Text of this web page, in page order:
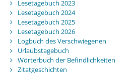
Lesetagebuch 2023
Lesetagebuch 2024
Lesetagebuch 2025
Lesetagebuch 2026
Logbuch des Verschwiegenen
Urlaubstagebuch
Wörterbuch der Befindlichkeiten
Zitatgeschichten